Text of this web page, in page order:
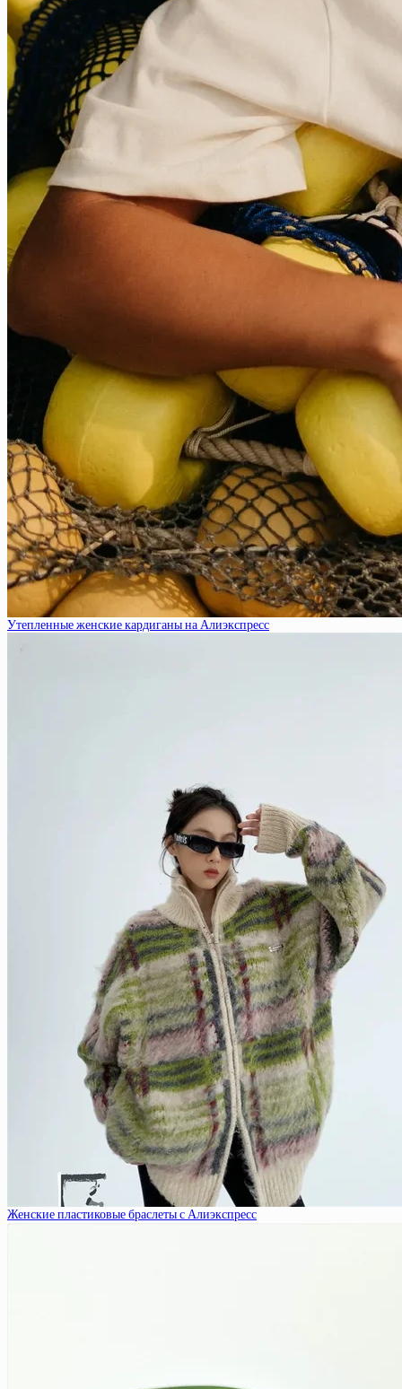
Утепленные женские кардиганы на Алиэкспресс
Женские пластиковые браслеты с Алиэкспресс